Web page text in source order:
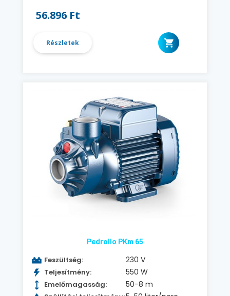
56.896 Ft
Részletek
Pedrollo PKm 65
Feszültség: 230 V
Teljesítmény: 550 W
Emelőmagasság: 50-8 m